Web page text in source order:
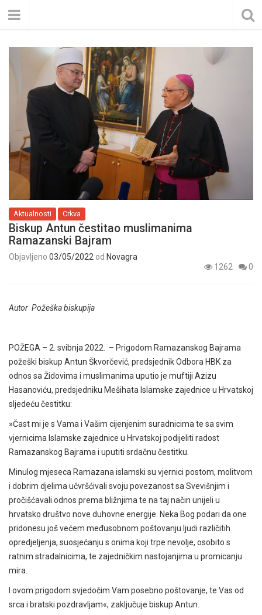
Aktualnosti Crkva
Biskup Antun čestitao muslimanima
Ramazanski Bajram
Objavljeno 03/05/2022 od Novagra
1262
0
Autor Požeška biskupija
POŽEGA – 2. svibnja 2022. – Prigodom Ramazanskog Bajrama
požeški biskup Antun Škvorčević, predsjednik Odbora HBK za
odnos sa Židovima i muslimanima uputio je muftiji Azizu
Hasanoviću, predsjedniku Mešihata Islamske zajednice u Hrvatskoj
sljedeću čestitku:
»Čast mi je s Vama i Vašim cijenjenim suradnicima te sa svim
vjernicima Islamske zajednice u Hrvatskoj podijeliti radost
Ramazanskog Bajrama i uputiti srdačnu čestitku.
Minulog mjeseca Ramazana islamski su vjernici postom, molitvom
i dobrim djelima učvršćivali svoju povezanost sa Svevišnjim i
pročišćavali odnos prema bližnjima te na taj način unijeli u
hrvatsko društvo nove duhovne energije. Neka Bog podari da one
pridonesu još većem međusobnom poštovanju ljudi različitih
opredjeljenja, suosjećanju s onima koji trpe nevolje, osobito s
ratnim stradalnicima, te zajedničkim nastojanjima u promicanju
mira.
I ovom prigodom svjedočim Vam posebno poštovanje, te Vas od
srca i bratski pozdravljam«, zaključuje biskup Antun.